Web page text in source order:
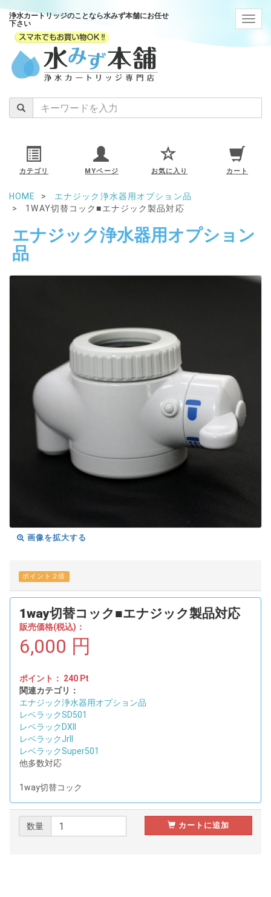
浄水カートリッジのことなら水みず本舗にお任せ
下さい
カテゴリ MYページ お気に入り カート
HOME
エナジック浄水器用オプション品
1WAY切替コック■エナジック製品対応
エナジック浄水器用オプション
品
画像を拡大する
ポイント２倍
1way切替コック■エナジック製品対応
販売価格(税込)：
6,000 円
ポイント： 240 Pt
関連カテゴリ：
エナジック浄水器用オプション品
レベラックSD501
レベラックDXII
レベラックJrII
レベラックSuper501
他多数対応
1way切替コック
数量 カートに追加